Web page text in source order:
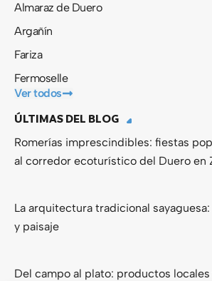
Almaraz de Duero
Argañín
Fariza
Fermoselle
Ver todos
ÚLTIMAS DEL BLOG
Romerías imprescindibles: fiestas
al corredor ecoturístico del Duero en
La arquitectura tradicional
y paisaje
Del campo al plato: productos